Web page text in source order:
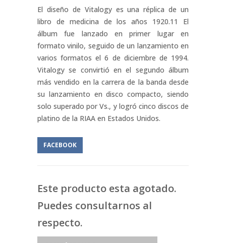
El diseño de Vitalogy es una réplica de un
libro de medicina de los años 1920.11​ El
álbum fue lanzado en primer lugar en
formato vinilo, seguido de un lanzamiento en
varios formatos el 6 de diciembre de 1994.
Vitalogy se convirtió en el segundo álbum
más vendido en la carrera de la banda desde
su lanzamiento en disco compacto, siendo
solo superado por Vs., y logró cinco discos de
platino de la RIAA en Estados Unidos.
FACEBOOK
Este producto esta agotado.
Puedes consultarnos al
respecto.